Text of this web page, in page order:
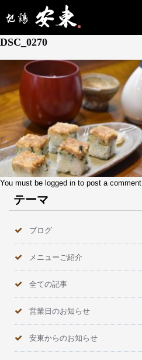
1月 30, 2026
DSC_0270
You must be logged in to post a comment
テーマ
ブログ
メニューご紹介
全ての記事
営業日のお知らせ
安東からのお知らせ